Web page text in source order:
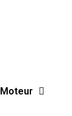
Moteur